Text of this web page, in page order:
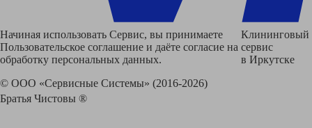
Начиная использовать Сервис, вы принимаете
Пользовательское соглашение и даёте согласие на
обработку персональных данных.
© ООО «Сервисные Системы» (2016-2026)
Братья Чистовы ®
Клининговый
сервис
в Иркутске